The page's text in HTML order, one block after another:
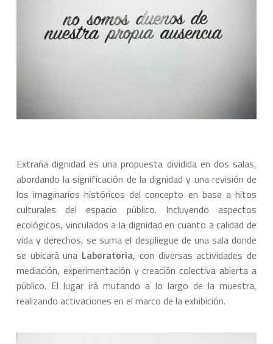
Extraña dignidad es una propuesta dividida en dos salas,
abordando la significación de la dignidad y una revisión de
los imaginarios históricos del concepto en base a hitos
culturales del espacio público. Incluyendo aspectos
ecológicos, vinculados a la dignidad en cuanto a calidad de
vida y derechos, se suma el despliegue de una sala donde
se ubicará una Laboratoria, con diversas actividades de
mediación, experimentación y creación colectiva abierta a
público. El lugar irá mutando a lo largo de la muestra,
realizando activaciones en el marco de la exhibición.